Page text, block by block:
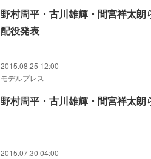
野村周平・古川雄輝・間宮祥太
配役発表
2015.08.25 12:00
モデルプレス
野村周平・古川雄輝・間宮祥太朗
2015.07.30 04:00